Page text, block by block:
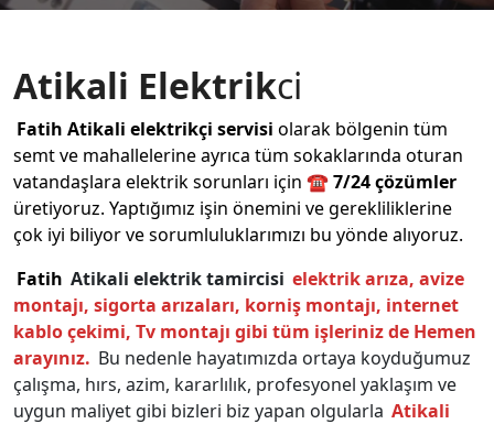
Atikali Elektrikci
Fatih Atikali elektrikçi servisi olarak bölgenin tüm
semt ve mahallelerine ayrıca tüm sokaklarında oturan
vatandaşlara elektrik sorunları için ☎️7/24 çözümler
üretiyoruz. Yaptığımız işin önemini ve gerekliliklerine
çok iyi biliyor ve sorumluluklarımızı bu yönde alıyoruz.
Fatih Atikali elektrik tamircisi elektrik arıza, avize
montajı, sigorta arızaları, korniş montajı, internet
kablo çekimi, Tv montajı gibi tüm işleriniz de Hemen
arayınız. Bu nedenle hayatımızda ortaya koyduğumuz
çalışma, hırs, azim, kararlılık, profesyonel yaklaşım ve
uygun maliyet gibi bizleri biz yapan olgularla Atikali